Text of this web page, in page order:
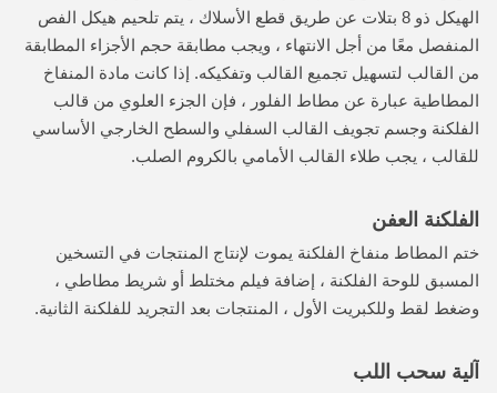
الهيكل ذو 8 بتلات عن طريق قطع الأسلاك ، يتم تلحيم هيكل الفص
المنفصل معًا من أجل الانتهاء ، ويجب مطابقة حجم الأجزاء المطابقة
من القالب لتسهيل تجميع القالب وتفكيكه. إذا كانت مادة المنفاخ
المطاطية عبارة عن مطاط الفلور ، فإن الجزء العلوي من قالب
الفلكنة وجسم تجويف القالب السفلي والسطح الخارجي الأساسي
للقالب ، يجب طلاء القالب الأمامي بالكروم الصلب.
الفلكنة العفن
ختم المطاط منفاخ الفلكنة يموت لإنتاج المنتجات في التسخين
المسبق للوحة الفلكنة ، إضافة فيلم مختلط أو شريط مطاطي ،
وضغط لقط وللكبريت الأول ، المنتجات بعد التجريد للفلكنة الثانية.
آلية سحب اللب